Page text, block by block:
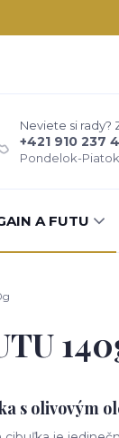
Neviete si rady?
+421 910 237
Pondelok-
A FUTU
s olivovým